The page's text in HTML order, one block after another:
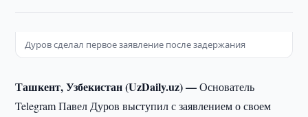
Дуров сделал первое заявление после задержания
Ташкент, Узбекистан (UzDaily.uz) —Основатель
Telegram Павел Дуров выступил с заявлением о своем